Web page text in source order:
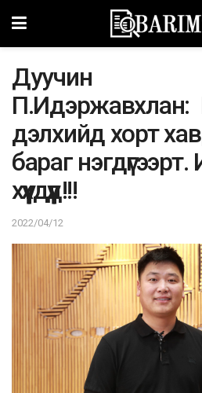
Дуучин
П.Идэржавхлан:
дэлхийд хорт
бараг
хүүхдүүд!!!
2022/04/12